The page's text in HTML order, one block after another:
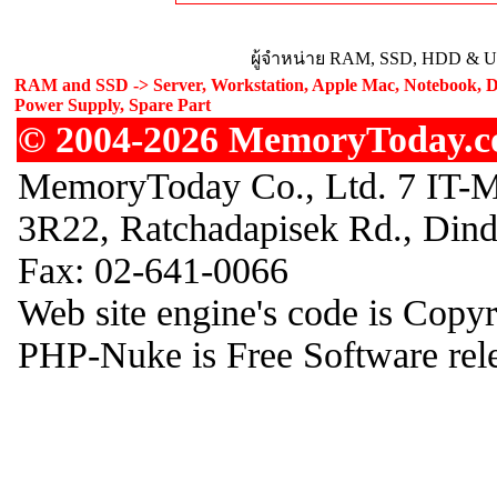
ผู้จำหน่าย RAM, SSD, HDD &
RAM and SSD -> Server, Workstation, Apple Mac, Notebook,
Power Supply, Spare Part
© 2004-2026
MemoryToday Co., Ltd. 7 IT-
3R22, Ratchadapisek Rd.,
Fax: 02-641-0066
Web site engine's code is
PHP-Nuke is Free Software